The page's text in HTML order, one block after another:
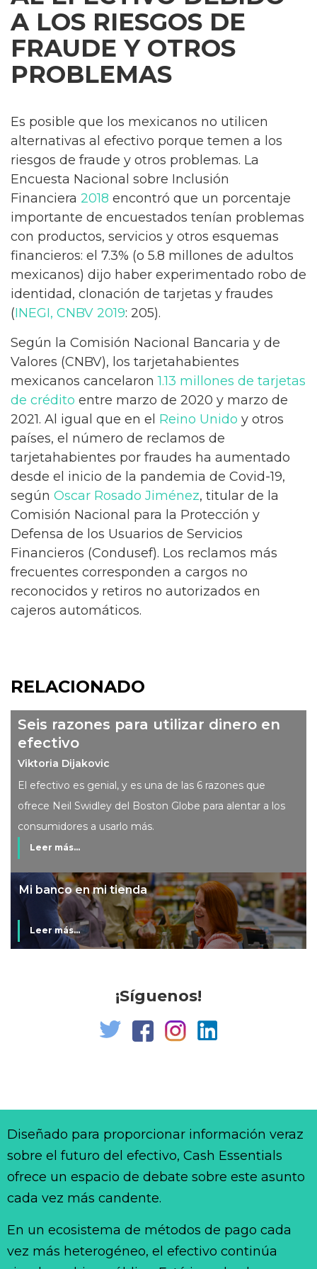
A LOS RIESGOS DE
FRAUDE Y OTROS
PROBLEMAS
Es posible que los mexicanos no utilicen
alternativas al efectivo porque temen a los
riesgos de fraude y otros problemas. La
Encuesta Nacional sobre Inclusión
Financiera 2018 encontró que un porcentaje
importante de encuestados tenían problemas
con productos, servicios y otros esquemas
financieros: el 7.3% (o 5.8 millones de adultos
mexicanos) dijo haber experimentado robo de
identidad, clonación de tarjetas y fraudes
(INEGI, CNBV 2019: 205).
Según la Comisión Nacional Bancaria y de
Valores (CNBV), los tarjetahabientes
mexicanos cancelaron1.13 millones de tarjetas
de crédito entre marzo de 2020 y marzo de
2021. Al igual que en el Reino Unido y otros
países, el número de reclamos de
tarjetahabientes por fraudes ha aumentado
desde el inicio de la pandemia de Covid-19,
según Oscar Rosado Jiménez, titular de la
Comisión Nacional para la Protección y
Defensa de los Usuarios de Servicios
Financieros (Condusef). Los reclamos más
frecuentes corresponden a cargos no
reconocidos y retiros no autorizados en
cajeros automáticos.
RELACIONADO
Seis razones para utilizar dinero en
efectivo
Viktoria Dijakovic
El efectivo es genial, y es una de las 6 razones que
ofrece Neil Swidley del Boston Globe para alentar a los
consumidores a usarlo más.
Leer más...
Mi banco en mi tienda
Leer más...
¡Síguenos!
Diseñado para proporcionar información veraz
sobre el futuro del efectivo, Cash Essentials
ofrece un espacio de debate sobre este asunto
cada vez más candente.
En un ecosistema de métodos de pago cada
vez más heterogéneo, el efectivo continúa